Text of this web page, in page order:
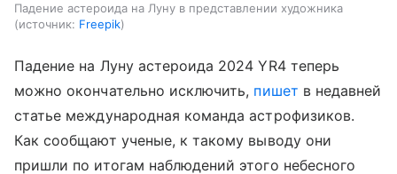
Падение астероида на Луну в представлении художника
источник: Freepik
Падение на Луну астероида 2024 YR4 теперь
можно окончательно исключить, пишет в недавней
статье международная команда астрофизиков.
Как сообщают ученые, к такому выводу они
пришли по итогам наблюдений этого небесного